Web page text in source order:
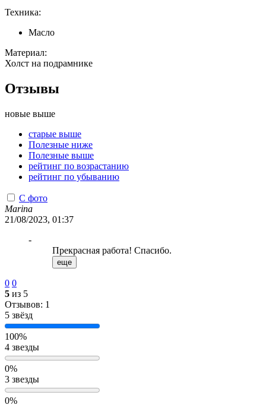
Техника:
Масло
Материал:
Холст на подрамнике
Отзывы
новые выше
старые выше
Полезные ниже
Полезные выше
рейтинг по возрастанию
рейтинг по убыванию
С фото
Marina
21/08/2023, 01:37
-
Прекрасная работа! Спасибо.
еще
0 0
5 из 5
Отзывов: 1
5 звёзд
100%
4 звезды
0%
3 звезды
0%